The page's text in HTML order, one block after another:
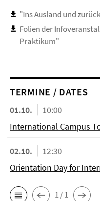
"Ins Ausland und
Folien der
Praktikum"
TERMINE / DATES
01.10.
10:00
International Campus
02.10.
12:30
Orientation Day for
1 / 1